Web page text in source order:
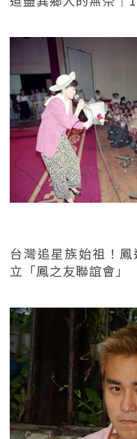
台灣追星族始祖！
立「鳳之友聯誼會」